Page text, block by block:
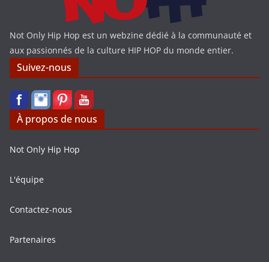
Not Only Hip Hop est un webzine dédié à la communauté et
aux passionnés de la culture HIP HOP du monde entier.
Suivez-nous
À propos de nous
Not Only Hip Hop
L'équipe
Contactez-nous
Partenaires